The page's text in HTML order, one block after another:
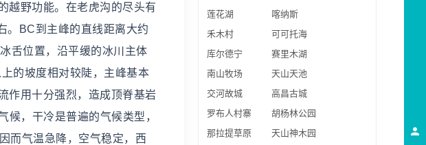
越野功能。在老虎沟的尽头有
。BC到主峰的直线距离大约
舌位置，沿平缓的冰川主体
的坡度相对较陡，主峰基本
作用十分强烈，造成顶脊基岩
，干冷是普遍的气候类型，
而气温急降，空气稳定，西
莲花湖
喀纳斯
禾木村
可可托海
库尔德宁
赛里木湖
南山牧场
天山天池
交河故城
高昌古城
罗布人村寨
胡杨林公园
那拉提草原
天山神木园